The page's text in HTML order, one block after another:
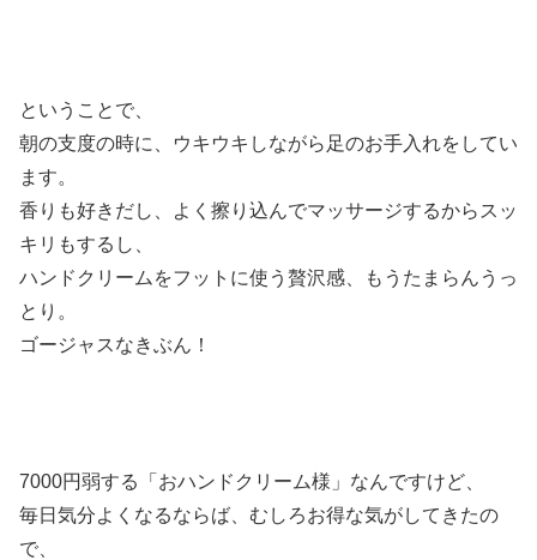
ということで、
朝の支度の時に、ウキウキしながら足のお手入れをしてい
ます。
香りも好きだし、よく擦り込んでマッサージするからスッ
キリもするし、
ハンドクリームをフットに使う贅沢感、もうたまらんうっ
とり。
ゴージャスなきぶん！
7000円弱する「おハンドクリーム様」なんですけど、
毎日気分よくなるならば、むしろお得な気がしてきたの
で、